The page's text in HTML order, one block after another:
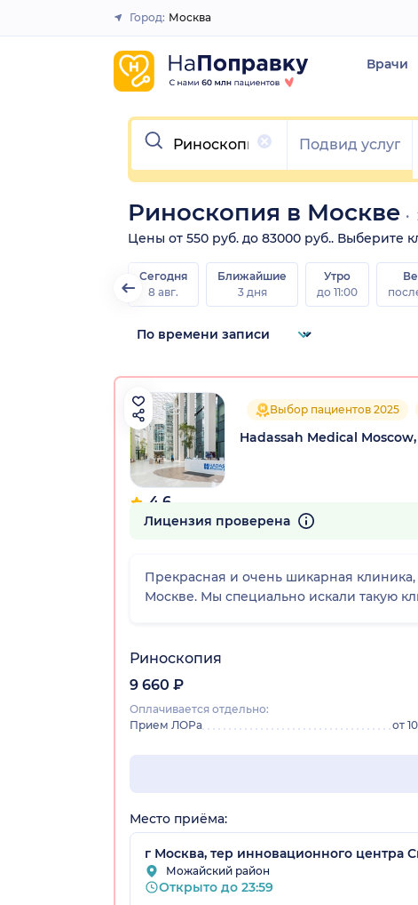
Закрыть
Город: Москва
Врачи
Очистить
Риноскопия в Москве
Цены от 550 руб. до 83000 руб.. Выберите
Сегодня
8 авг.
Ближайшие
3 дня
Утро
до 11:00
4.6
176 отзывов
Выбор пациентов 2025
Hadassah Medical
Лицензия проверена
Прекрасная и очень шикарная
Москве. Мы специально искали такую
Риноскопия
9 660 ₽
Оплачивается отдельно:
Прием ЛОРа
от
Место приёма:
г Москва, тер инновационного центра
Можайский район
Открыто до 23:59